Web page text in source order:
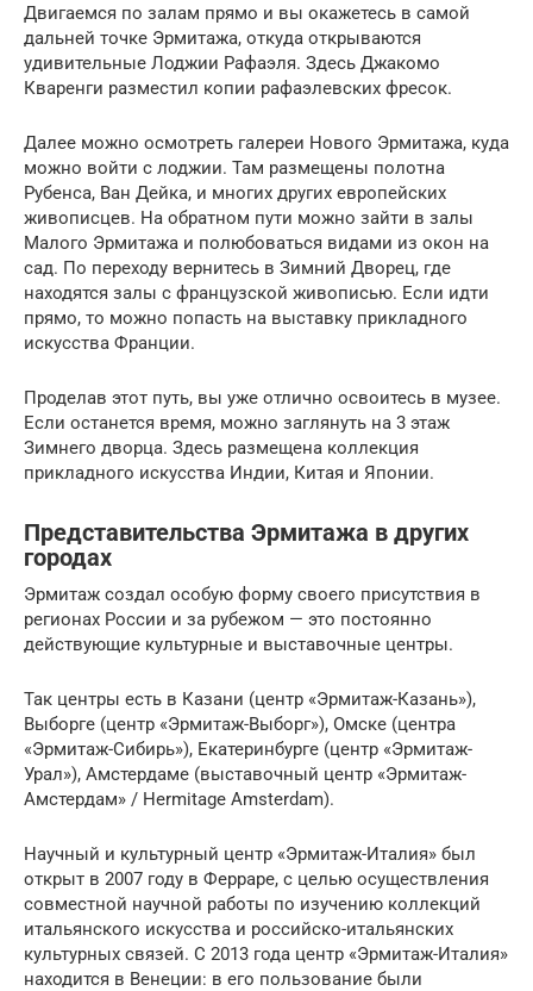
Двигаемся по залам прямо и вы окажетесь в самой
дальней точке Эрмитажа, откуда открываются
удивительные Лоджии Рафаэля. Здесь Джакомо
Кваренги разместил копии рафаэлевских фресок.
Далее можно осмотреть галереи Нового Эрмитажа, куда
можно войти с лоджии. Там размещены полотна
Рубенса, Ван Дейка, и многих других европейских
живописцев. На обратном пути можно зайти в залы
Малого Эрмитажа и полюбоваться видами из окон на
сад. По переходу вернитесь в Зимний Дворец, где
находятся залы с французской живописью. Если идти
прямо, то можно попасть на выставку прикладного
искусства Франции.
Проделав этот путь, вы уже отлично освоитесь в музее.
Если останется время, можно заглянуть на 3 этаж
Зимнего дворца. Здесь размещена коллекция
прикладного искусства Индии, Китая и Японии.
Представительства Эрмитажа в других
городах
Эрмитаж создал особую форму своего присутствия в
регионах России и за рубежом — это постоянно
действующие культурные и выставочные центры.
Так центры есть в Казани (центр «Эрмитаж-Казань»),
Выборге (центр «Эрмитаж-Выборг»), Омске (центра
«Эрмитаж-Сибирь»), Екатеринбурге (центр «Эрмитаж-
Урал»), Амстердаме (выставочный центр «Эрмитаж-
Амстердам» / Hermitage Amsterdam).
Научный и культурный центр «Эрмитаж-Италия» был
открыт в 2007 году в Ферраре, с целью осуществления
совместной научной работы по изучению коллекций
итальянского искусства и российско-итальянских
культурных связей. С 2013 года центр «Эрмитаж-Италия»
находится в Венеции: в его пользование были